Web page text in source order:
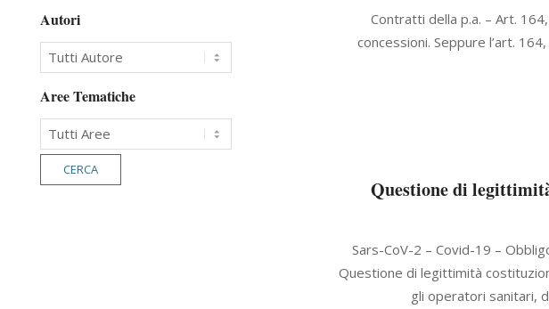
Contratti della p.a. – Art.
concessioni. Seppure l’art.
Questione di
08-
26
Sars-CoV-2 – Covid-19 –
Questione di legittimità
gli operatori sanitari,
Autori
Aree Tematiche